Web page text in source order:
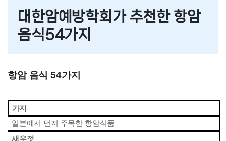
대한암예방학회가 추천한 항암
음식54가지
항암 음식 54가지
가지
일본에서 먼저 주목한 항암식품
새우젓